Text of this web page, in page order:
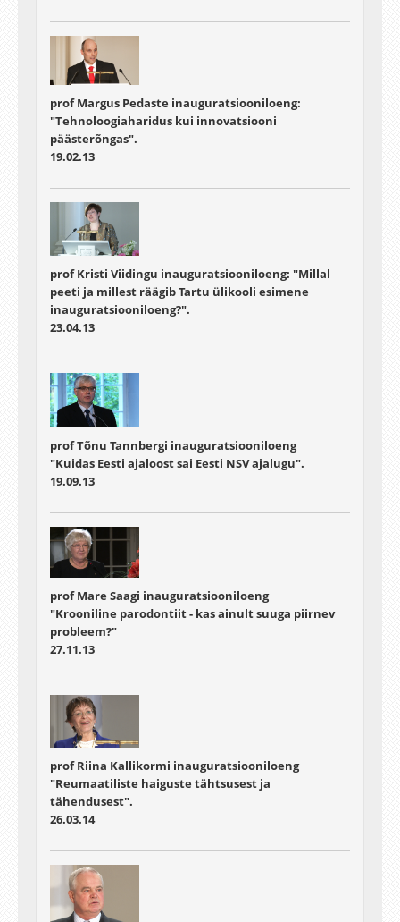
prof Margus Pedaste inauguratsiooniloeng:
"Tehnoloogiaharidus kui innovatsiooni
päästerõngas".
19.02.13
prof Kristi Viidingu inauguratsiooniloeng: "Millal
peeti ja millest räägib Tartu ülikooli esimene
inauguratsiooniloeng?".
23.04.13
prof Tõnu Tannbergi inauguratsiooniloeng
"Kuidas Eesti ajaloost sai Eesti NSV ajalugu".
19.09.13
prof Mare Saagi inauguratsiooniloeng
"Krooniline parodontiit - kas ainult suuga piirnev
probleem?"
27.11.13
prof Riina Kallikormi inauguratsiooniloeng
"Reumaatiliste haiguste tähtsusest ja
tähendusest".
26.03.14